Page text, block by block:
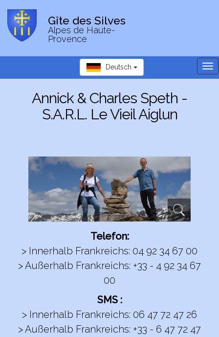
Gîte des Silves
Alpes de Haute-
Provence
Deutsch
Annick & Charles Speth -
S.A.R.L. Le Vieil Aiglun
Telefon:
> Innerhalb Frankreichs: 04 92 34 67 00
> Außerhalb Frankreichs: +33 - 4 92 34 67
00
SMS :
> Innerhalb Frankreichs: 06 47 72 47 26
> Außerhalb Frankreichs: +33 - 6 47 72 47